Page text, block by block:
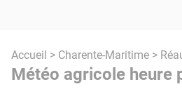
Accueil > Charente-Maritime >
Météo agricole heure